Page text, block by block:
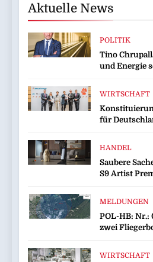
Aktuelle News
POLITIK
Tino
und Energie
WIRTSCHAFT
für
HANDEL
Saubere
S9 Artist
MELDUNGEN
POL-HB: Nr.:
zwei
WIRTSCHAFT